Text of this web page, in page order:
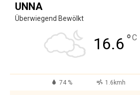
UNNA
Überwiegend Bewölkt
16.6 °C
74 % 1.6kmh